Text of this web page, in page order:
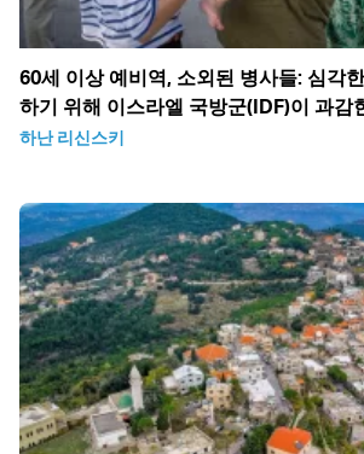
60세 이상 예비역, 소외된 병사들: 심각
하기 위해 이스라엘 국방군(IDF)이 과감
하난 리신스키